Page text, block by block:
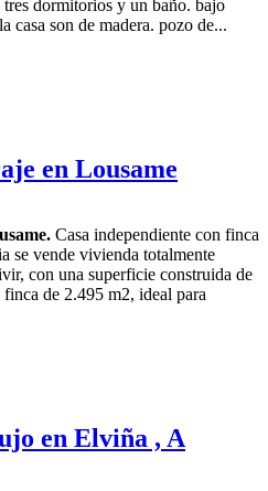
dormitorios y un baño. bajo
casa son de madera. pozo de...
en Lousame
Casa independiente con finca
se vende vivienda totalmente
con una superficie construida de
de 2.495 m2, ideal para
en Elviña , A